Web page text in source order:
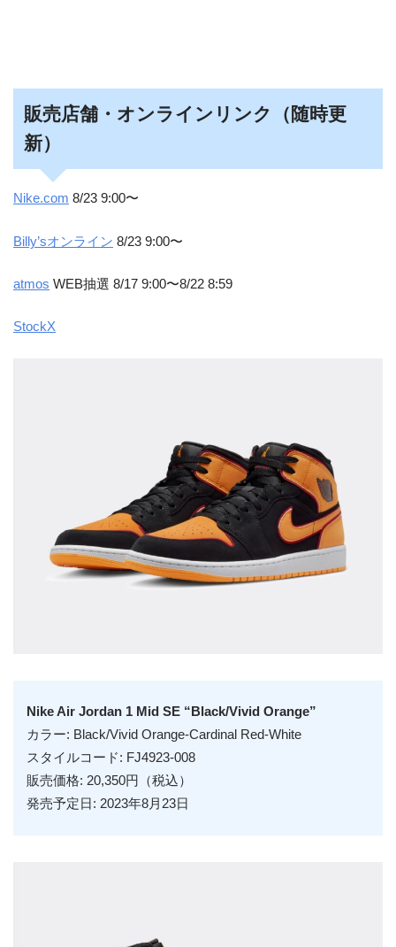
販売店舗・オンラインリンク（随時更
新）
Nike.com 8/23 9:00〜
Billy’sオンライン 8/23 9:00〜
atmos WEB抽選 8/17 9:00〜8/22 8:59
StockX
Nike Air Jordan 1 Mid SE “Black/Vivid Orange”
カラー: Black/Vivid Orange-Cardinal Red-White
スタイルコード: FJ4923-008
販売価格: 20,350円（税込）
発売予定日: 2023年8月23日